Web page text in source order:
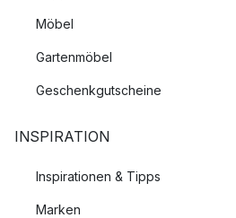
Möbel
Gartenmöbel
Geschenkgutscheine
INSPIRATION
Inspirationen & Tipps
Marken